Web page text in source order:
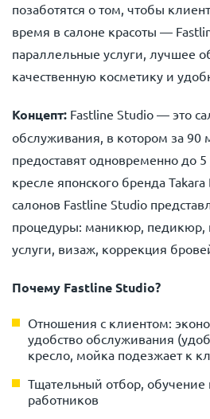
позаботятся о том, чтобы
время в салоне красоты —
параллельные услуги, лучшее
качественную косметику и
Концепт: Fastline Studio — это
обслуживания, в котором за 90
предоставят одновременно до
кресле японского бренда
салонов Fastline Studio
процедуры: маникюр, педикюр,
услуги, визаж, коррекция
Почему Fastline Studio?
Отношения с клиентом:
удобство обслуживания
кресло, мойка подезжает к
Тщательный отбор, обучение
работников